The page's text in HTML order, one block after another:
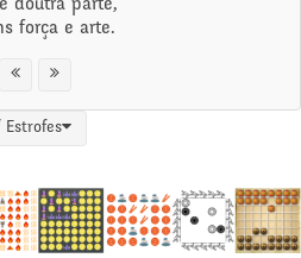
doutra parte,
força e arte.
Estrofes